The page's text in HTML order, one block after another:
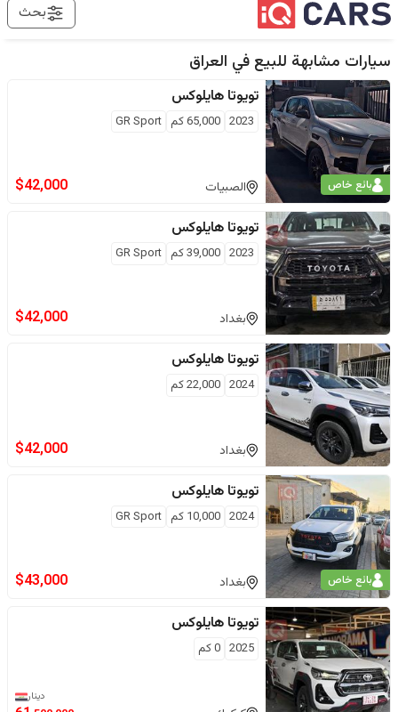
بحث
سيارات مشابهة للبيع في العراق
بائع خاص
تويوتا هايلوكس
2023
65,000كم GR Sport
الصبيات $42,000
تويوتا هايلوكس
2023
39,000كم GR Sport
بغداد $42,000
تويوتا هايلوكس
2024
22,000كم
بغداد $42,000
بائع خاص
تويوتا هايلوكس
2024
10,000 كم GR Sport
بغداد $43,000
تويوتا هايلوكس
2025
0كم
دينار